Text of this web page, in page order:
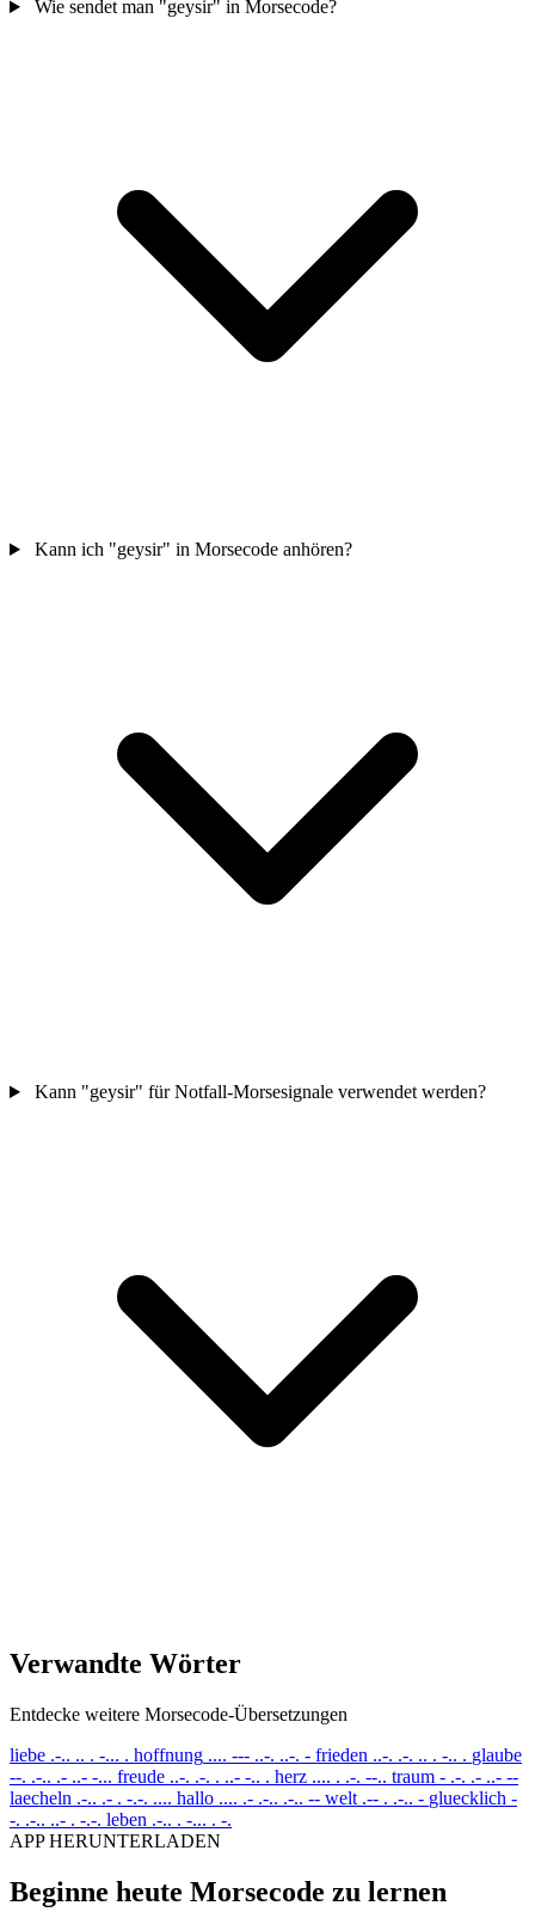
Wie sendet man "geysir" in Morsecode?
Kann ich "geysir" in Morsecode anhören?
Kann "geysir" für Notfall-Morsesignale verwendet werden?
Verwandte Wörter
Entdecke weitere Morsecode-Übersetzungen
liebe .-.. .. . -... . hoffnung .... --- ..-. ..-. - frieden ..-. .-. .. . -.. . glaube
--. .-.. .- ..- -... freude ..-. .-. . ..- -.. . herz .... . .-. --.. traum - .-. .- ..- --
laecheln .-.. .- . -.-. .... hallo .... .- .-.. .-.. -- welt .-- . .-.. - gluecklich -
-. .-.. ..- . -.-. leben .-.. . -... . -.
APP HERUNTERLADEN
Beginne heute Morsecode zu lernen